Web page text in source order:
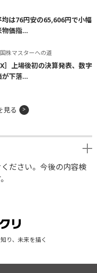
均は76円安の65,606円で小幅
価指...
株マスターへの道
］上場後初の決算発表、数字
下落...
見る
ださい。今後の内容検
り、未来を描く